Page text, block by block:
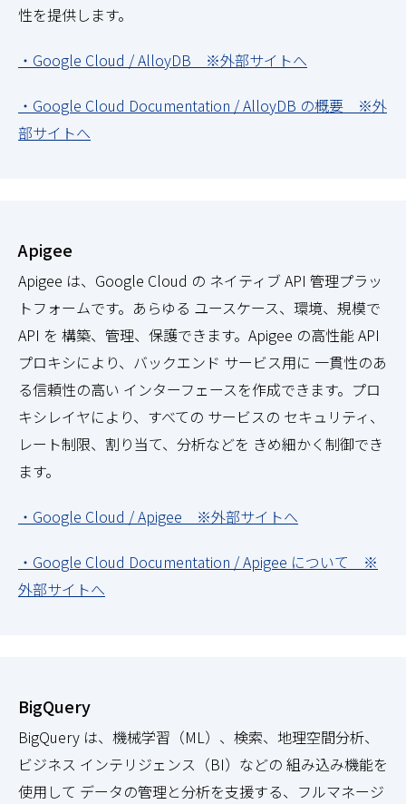
性を提供します。
・Google Cloud / AlloyDB ※外部サイトへ
・Google Cloud Documentation / AlloyDB の概要 ※外
部サイトへ
Apigee
Apigee は、Google Cloud の ネイティブ API 管理プラッ
トフォームです。あらゆる ユースケース、環境、規模で
API を 構築、管理、保護できます。Apigee の高性能 API
プロキシにより、バックエンド サービス用に 一貫性のあ
る信頼性の高い インターフェースを作成できます。プロ
キシレイヤにより、すべての サービスの セキュリティ、
レート制限、割り当て、分析などを きめ細かく制御でき
ます。
・Google Cloud / Apigee ※外部サイトへ
・Google Cloud Documentation / Apigee について ※
外部サイトへ
BigQuery
BigQuery は、機械学習（ML）、検索、地理空間分析、
ビジネス インテリジェンス（BI）などの 組み込み機能を
使用して データの管理と分析を支援する、フルマネージ